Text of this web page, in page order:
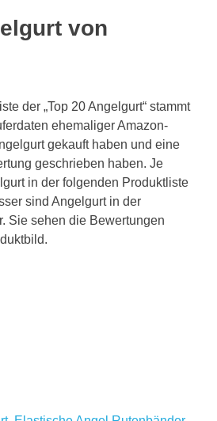
von
der „Top 20 Angelgurt“ stammt
ehemaliger Amazon-
gekauft haben und eine
geschrieben haben. Je
in der folgenden Produktliste
sind Angelgurt in der
Sie sehen die Bewertungen